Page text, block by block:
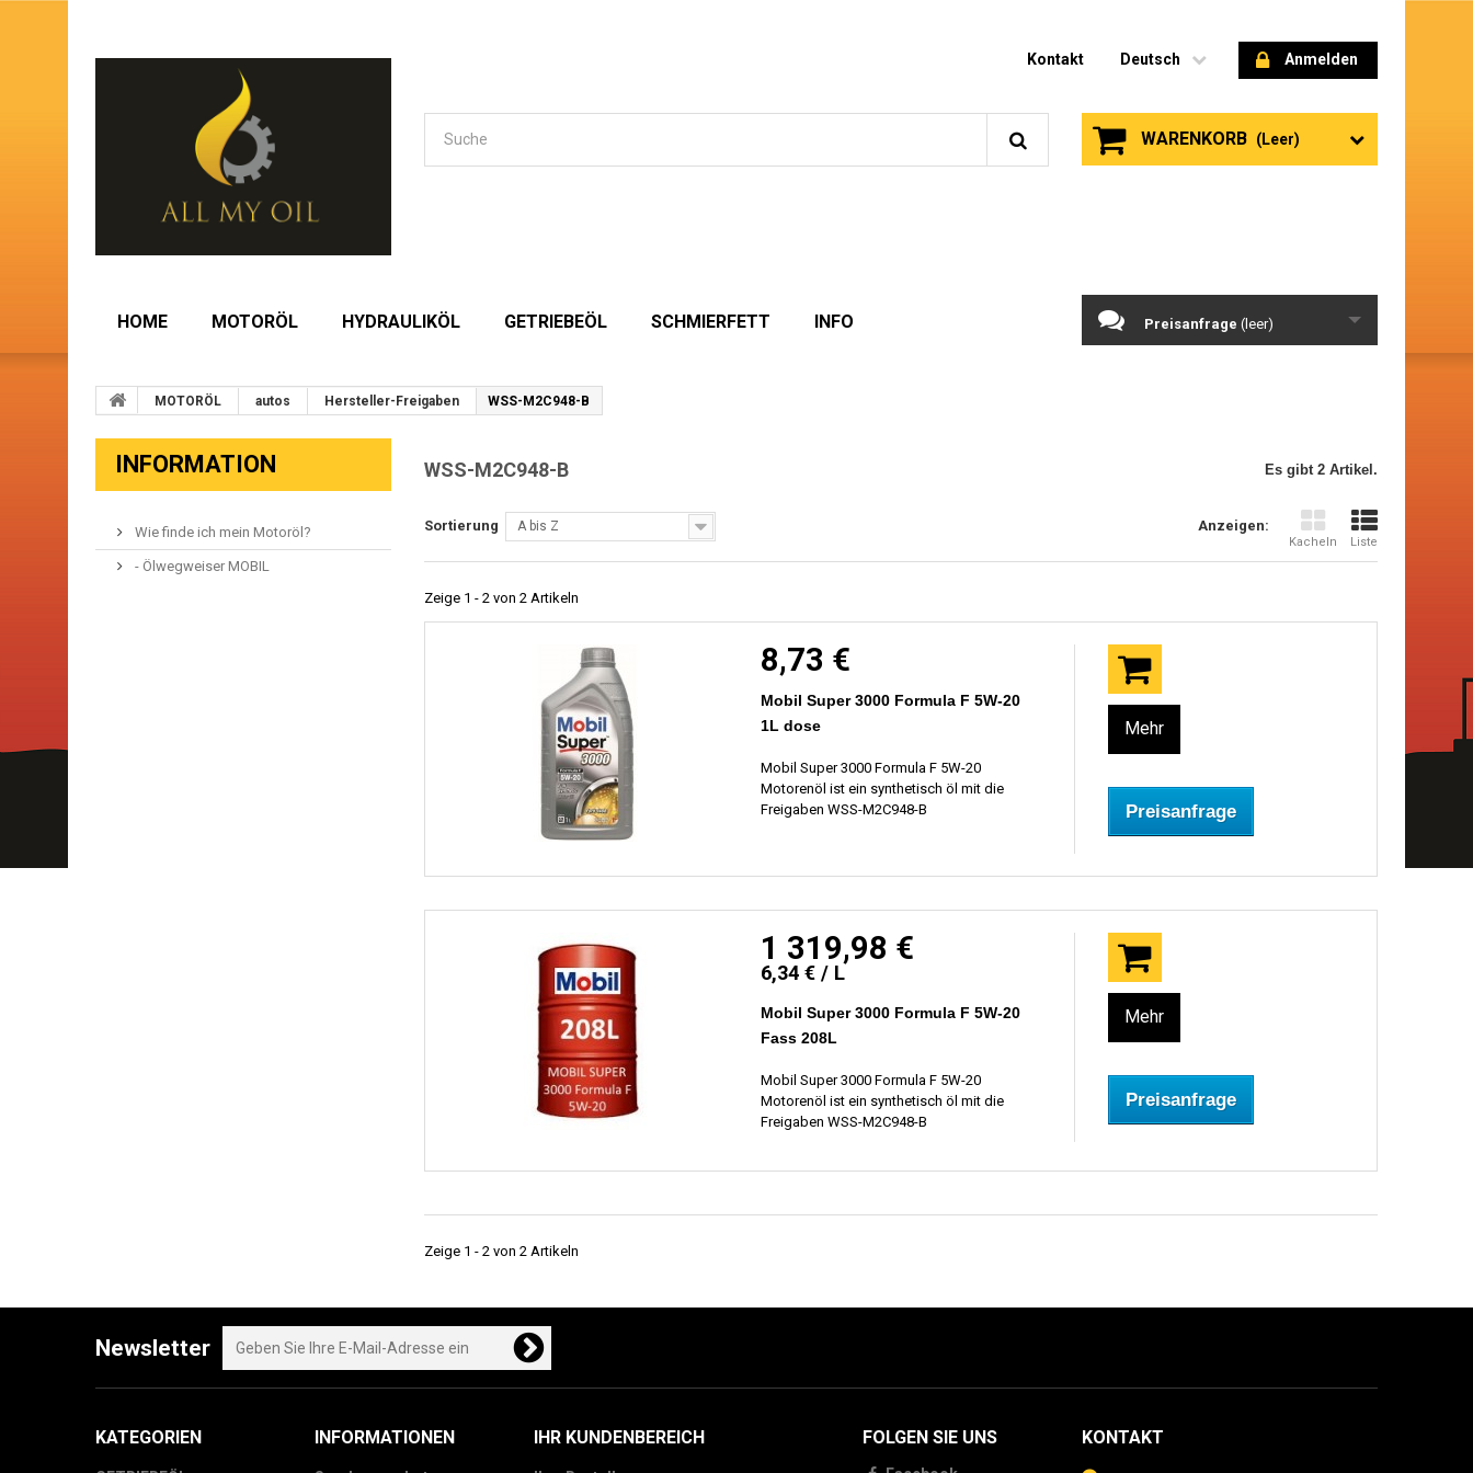
Anmelden
Deutsch
Kontakt
WARENKORB (Leer)
HOME MOTORÖL HYDRAULIKÖL GETRIEBEÖL SCHMIERFETT INFO Preisanfrage (leer)
MOTORÖL autos Hersteller-Freigaben WSS-M2C948-B
INFORMATION
Wie finde ich mein Motoröl?
- Ölwegweiser MOBIL
WSS-M2C948-B Es gibt 2 Artikel.
Anzeigen:
Kacheln Liste
Sortierung A bis Z
Zeige 1 - 2 von 2 Artikeln
8,73 €
Mobil Super 3000 Formula F 5W-20
1L dose
Mobil Super 3000 Formula F 5W-20
Motorenöl ist ein synthetisch öl mit die
Freigaben WSS-M2C948-B
Mehr
Preisanfrage
1 319,98 €
6,34 € / L
Mobil Super 3000 Formula F 5W-20
Fass 208L
Mobil Super 3000 Formula F 5W-20
Motorenöl ist ein synthetisch öl mit die
Freigaben WSS-M2C948-B
Mehr
Preisanfrage
Zeige 1 - 2 von 2 Artikeln
Newsletter
KATEGORIEN INFORMATIONEN IHR KUNDENBEREICH FOLGEN SIE UNS KONTAKT